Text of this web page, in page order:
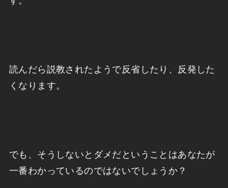
読んだら説教されたようで反省したり、反発した
くなります。
でも、そうしないとダメだということはあなたが
一番わかっているのではないでしょうか？